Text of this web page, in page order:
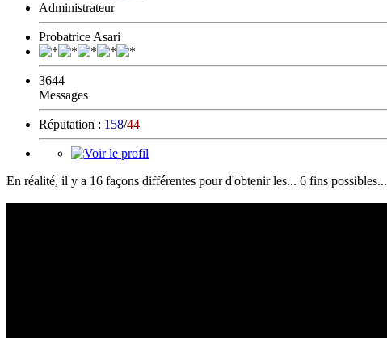
Administrateur
Probatrice Asari
3644
Messages
Réputation : 158/44
En réalité, il y a 16 façons différentes pour d'obtenir les... 6 fins possibles...